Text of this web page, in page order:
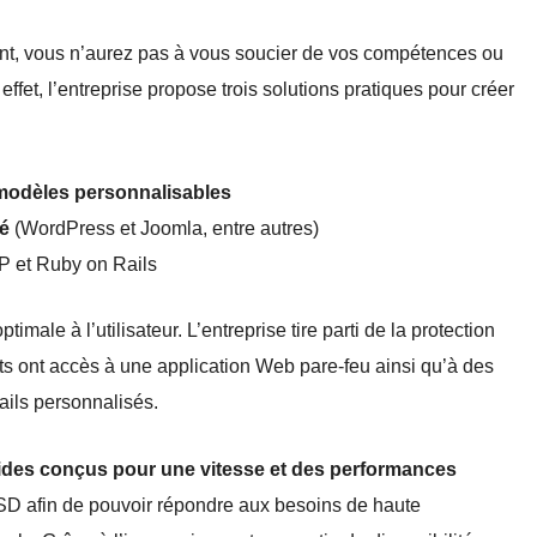
vous n’aurez pas à vous soucier de vos compétences ou
l’entreprise propose trois solutions pratiques pour créer
personnalisables
(WordPress et Joomla, entre autres)
et Ruby on Rails
à l’utilisateur. L’entreprise tire parti de la protection
ont accès à une application Web pare-feu ainsi qu’à des
personnalisés.
conçus pour une vitesse et des performances
afin de pouvoir répondre aux besoins de haute